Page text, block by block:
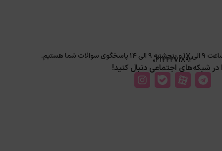
در شبکه‌های اجتماعی دنبال کنید!
02122271892 شما هستیم.